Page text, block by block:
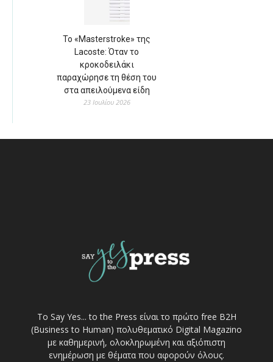
Το «Masterstroke» της
Lacoste: Όταν το
κροκοδειλάκι
παραχώρησε τη θέση του
στα απειλούμενα είδη
23 Ιουλίου 2026
Το Say Yes... to the Press είναι το πρώτο free Β2Η
(Business to Human) πολυθεματικό Digital Magazino
με καθημερινή, ολοκληρωμένη και αξιόπιστη
ενημέρωση με θέματα που αφορούν όλους.